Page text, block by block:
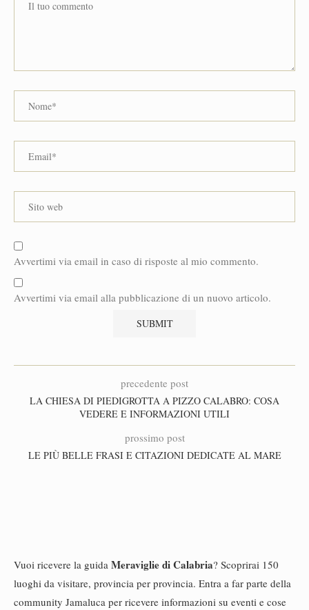
Avvertimi via email in caso di risposte al mio commento.
Avvertimi via email alla pubblicazione di un nuovo articolo.
precedente post
LA CHIESA DI PIEDIGROTTA A PIZZO CALABRO: COSA
VEDERE E INFORMAZIONI UTILI
prossimo post
LE PIÙ BELLE FRASI E CITAZIONI DEDICATE AL MARE
Vuoi ricevere la guida Meraviglie di Calabria? Scoprirai 150
luoghi da visitare, provincia per provincia. Entra a far parte della
community Jamaluca per ricevere informazioni su eventi e cose